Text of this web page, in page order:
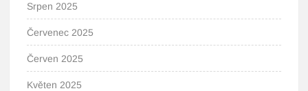
Srpen 2025
Červenec 2025
Červen 2025
Květen 2025